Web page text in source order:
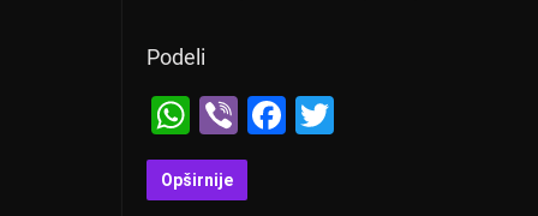
Podeli
W
h
at
Vi
b
er
F
Opširnije